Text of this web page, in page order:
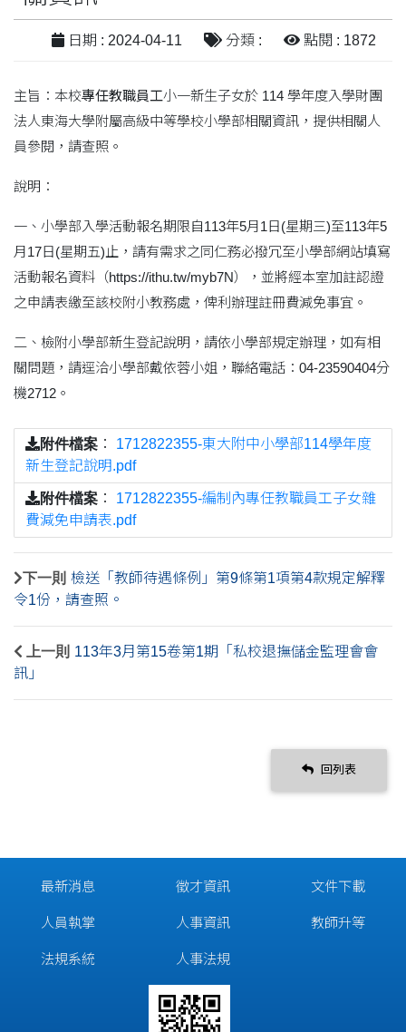
日期 : 2024-04-11 分類 : 點閱 : 1872
主旨：本校專任教職員工小一新生子女於 114 學年度入學財團
法人東海大學附屬高級中等學校小學部相關資訊，提供相關人
員參閱，請查照。
說明：
一、小學部入學活動報名期限自113年5月1日(星期三)至113年5
月17日(星期五)止，請有需求之同仁務必撥冗至小學部網站填寫
活動報名資料（https://ithu.tw/myb7N），並將經本室加註認證
之申請表繳至該校附小教務處，俾利辦理註冊費減免事宜。
二、檢附小學部新生登記說明，請依小學部規定辦理，如有相
關問題，請逕洽小學部戴依蓉小姐，聯絡電話：04-23590404分
機2712。
附件檔案 ： 1712822355-東大附中小學部114學年度
新生登記說明.pdf
附件檔案 ： 1712822355-編制內專任教職員工子女雜
費減免申請表.pdf
下一則 檢送「教師待遇條例」第9條第1項第4款規定解釋
令1份，請查照。
上一則 113年3月第15卷第1期「私校退撫儲金監理會會
訊」
回列表
最新消息
人員執掌
法規系統
徵才資訊
人事資訊
人事法規
文件下載
教師升等